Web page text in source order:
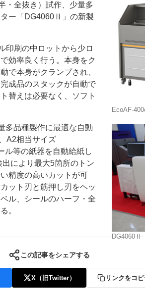
リシー お問い合わせ
・全抜き）試作、少量多
ー「DG4060Ⅱ」の新製
印刷の中ロットから少ロ
効率良く行う。本身をク
で本身がクランプされ、
成品のスタックが自動で
替えは必要なく、ソフト
DG4060Ⅱ
多品種製作に最適な自動
A2相当サイズ
ル等の紙器を自動給紙し
により最大5箇所のトン
精度の高いカットが可
ット刃と筋押し刃をヘッ
ル、シールのハーフ・全
。
この記事をシェアする
X（旧Twitter） リンクをコピ